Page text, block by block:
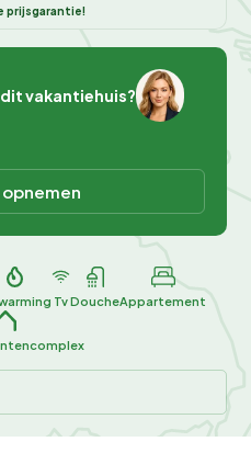
prijsgarantie!
dit vakantiehuis?
TvDoucheAppartement